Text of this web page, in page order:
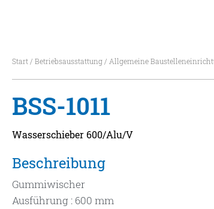
Start / Betriebsausstattung / Allgemeine
BSS-1011
Wasserschieber 600/Alu/V
Beschreibung
Gummiwischer
Ausführung : 600 mm